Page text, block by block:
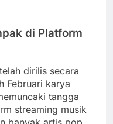
di Platform
dirilis secara
Februari karya
tangga
streaming musik